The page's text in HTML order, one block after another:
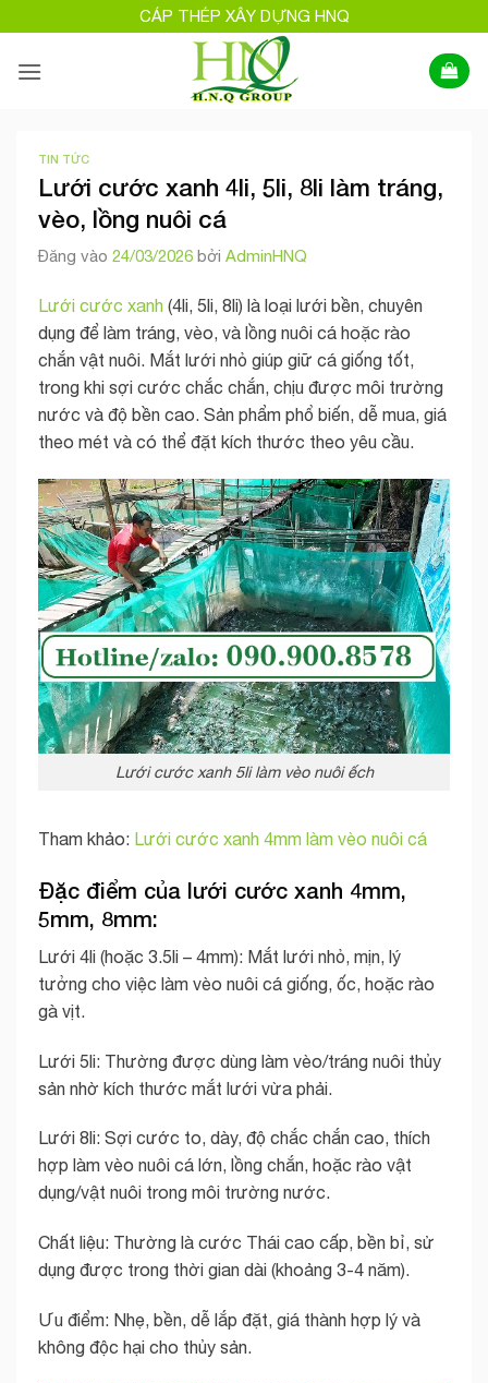
qua
nội
CÁP THÉP XÂY DỰNG HNQ
TIN TỨC
Lưới cước xanh 4li, 5li, 8li làm tráng,
vèo, lồng nuôi cá
Đăng vào 24/03/2026 bởi AdminHNQ
Lưới cước xanh (4li, 5li, 8li) là loại lưới bền, chuyên
dụng để làm tráng, vèo, và lồng nuôi cá hoặc rào
chắn vật nuôi. Mắt lưới nhỏ giúp giữ cá giống tốt,
trong khi sợi cước chắc chắn, chịu được môi trường
nước và độ bền cao. Sản phẩm phổ biến, dễ mua, giá
theo mét và có thể đặt kích thước theo yêu cầu.
Lưới cước xanh 5li làm vèo nuôi ếch
Tham khảo: Lưới cước xanh 4mm làm vèo nuôi cá
Đặc điểm của lưới cước xanh 4mm,
5mm, 8mm:
Lưới 4li (hoặc 3.5li – 4mm): Mắt lưới nhỏ, mịn, lý
tưởng cho việc làm vèo nuôi cá giống, ốc, hoặc rào
gà vịt.
Lưới 5li: Thường được dùng làm vèo/tráng nuôi thủy
sản nhờ kích thước mắt lưới vừa phải.
Lưới 8li: Sợi cước to, dày, độ chắc chắn cao, thích
hợp làm vèo nuôi cá lớn, lồng chắn, hoặc rào vật
dụng/vật nuôi trong môi trường nước.
Chất liệu: Thường là cước Thái cao cấp, bền bỉ, sử
dụng được trong thời gian dài (khoảng 3-4 năm).
Ưu điểm: Nhẹ, bền, dễ lắp đặt, giá thành hợp lý và
không độc hại cho thủy sản.